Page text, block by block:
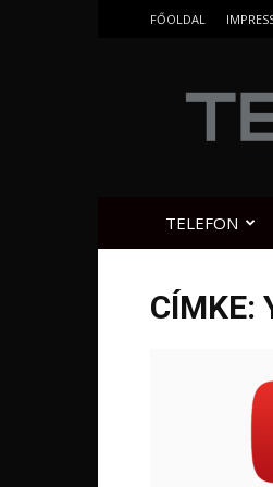
FŐOLDAL
TELEFON
CÍMKE: